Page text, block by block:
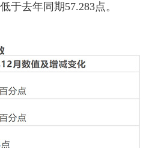
于去年同期57.283点。